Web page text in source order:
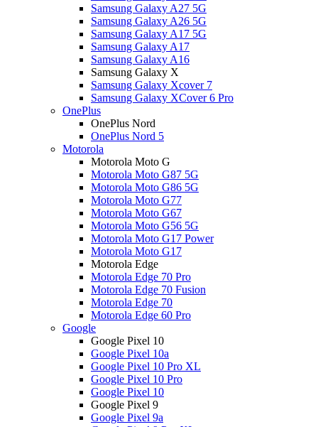
Samsung Galaxy A27 5G
Samsung Galaxy A26 5G
Samsung Galaxy A17 5G
Samsung Galaxy A17
Samsung Galaxy A16
Samsung Galaxy X
Samsung Galaxy Xcover 7
Samsung Galaxy XCover 6 Pro
OnePlus
OnePlus Nord
OnePlus Nord 5
Motorola
Motorola Moto G
Motorola Moto G87 5G
Motorola Moto G86 5G
Motorola Moto G77
Motorola Moto G67
Motorola Moto G56 5G
Motorola Moto G17 Power
Motorola Moto G17
Motorola Edge
Motorola Edge 70 Pro
Motorola Edge 70 Fusion
Motorola Edge 70
Motorola Edge 60 Pro
Google
Google Pixel 10
Google Pixel 10a
Google Pixel 10 Pro XL
Google Pixel 10 Pro
Google Pixel 10
Google Pixel 9
Google Pixel 9a